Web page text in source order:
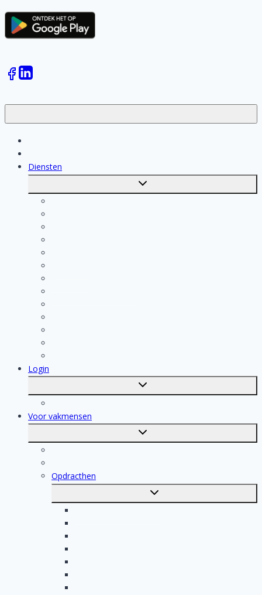
Diensten
Toggle
submenu
Login
Toggle
Voor vakmensen
Toggle
Opdracthen
Toggle
submenu